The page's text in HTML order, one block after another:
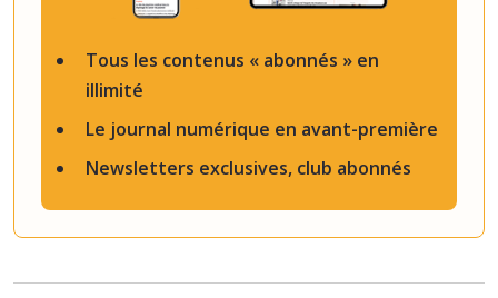
Tous les contenus « abonnés » en
illimité
Le journal numérique en avant-première
Newsletters exclusives, club abonnés